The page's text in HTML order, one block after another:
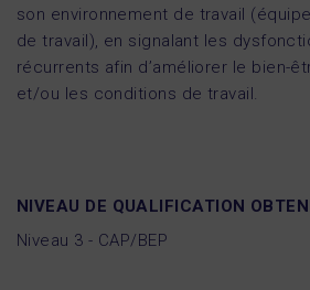
son environnement de travail
de travail), en signalant les
récurrents afin d’améliorer le bien-
et/ou les conditions de travail.
NIVEAU DE QUALIFICATION
Niveau 3 - CAP/BEP